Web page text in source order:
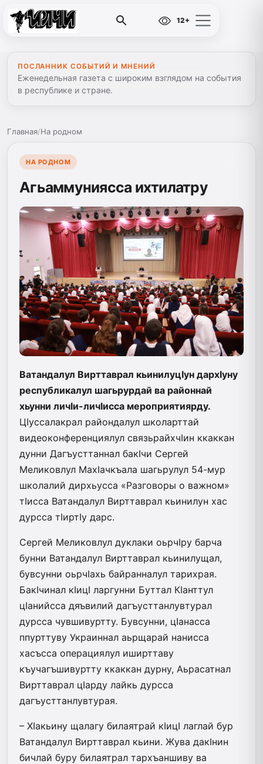
12+
ПОСЛАННИК СОБЫТИЙ И МНЕНИЙ
Еженедельная газета с широким взглядом на события
в республике и стране.
Главная/На родном
НА РОДНОМ
Агьаммуниясса ихтилатру
Ватандалул Вирттаврал кьинилуцIун дархIуну
республикалул шагьрурдай ва районнай
хьунни личIи-личIисса мероприятиярду.
ЦIуссалакрал райондалул школарттай
видеоконференциялул связьрайхчIин ккаккан
дунни Дагъусттаннал бакIчи Сергей
Меликовлул МахIачкъала шагьрулул 54-мур
школалий дирхьусса «Разговоры о важном»
тIисса Ватандалул Вирттаврал кьинилун хас
дурсса тIиртIу дарс.
Сергей Меликовлул дуклаки оьрчIру барча
бунни Ватандалул Вирттаврал кьинилущал,
бувсунни оьрчIахь байранналул тарихрая.
БакIчинал кIицI ларгунни Буттал КIанттул
цIанийсса дяъвилий дагъусттанлувтурал
дурсса чувшивуртту. Бувсунни, цIанасса
ппурттуву Украиннал аьрщарай нанисса
хасъсса операциялул иширттаву
къучагъшивуртту ккаккан дурну, Аьрасатнал
Вирттаврал цIарду лайкь дурсса
дагъусттанлувтурая.
– ХIакьину щалагу билаятрай кIицI лаглай бур
Ватандалул Вирттаврал кьини. Жува дакIнин
бичлай буру билаятрал тархъаншиву ва